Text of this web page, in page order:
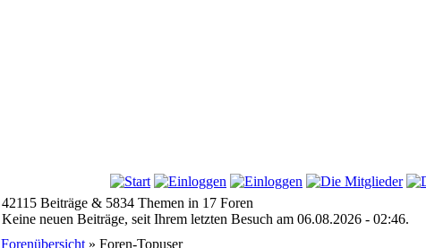
42115 Beiträge & 5834 Themen in 17 Foren
Keine neuen Beiträge, seit Ihrem letzten Besuch am 06.08.2026 - 02:46.
Forenübersicht » Foren-Topuser